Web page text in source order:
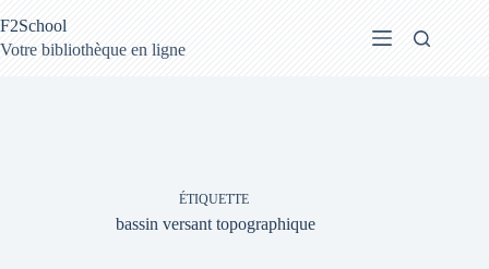
au
contenu
F2School
Votre bibliothèque en ligne
ÉTIQUETTE
bassin versant topographique